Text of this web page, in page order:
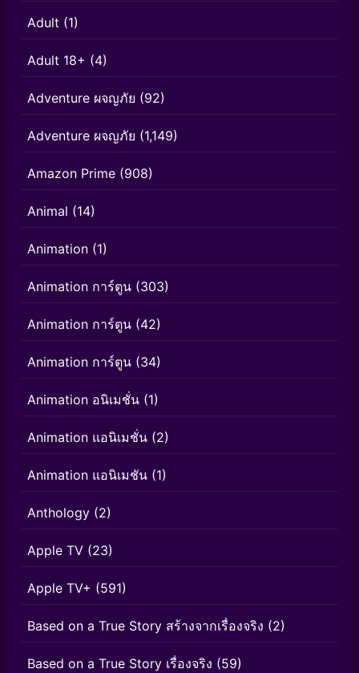
Adult (1)
Adult 18+ (4)
Adventure ผจญภัย (92)
Adventure ผจญภัย (1,149)
Amazon Prime (908)
Animal (14)
Animation (1)
Animation การ์ตูน (303)
Animation การ์ตูน (42)
Animation การ์ตูน (34)
Animation อนิเมชั่น (1)
Animation แอนิเมชั่น (2)
Animation แอนิเมชัน (1)
Anthology (2)
Apple TV (23)
Apple TV+ (591)
Based on a True Story สร้างจากเรื่องจริง (2)
Based on a True Story เรื่องจริง (59)